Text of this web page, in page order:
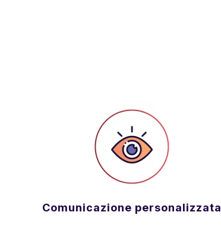
Comunicazione personalizzata